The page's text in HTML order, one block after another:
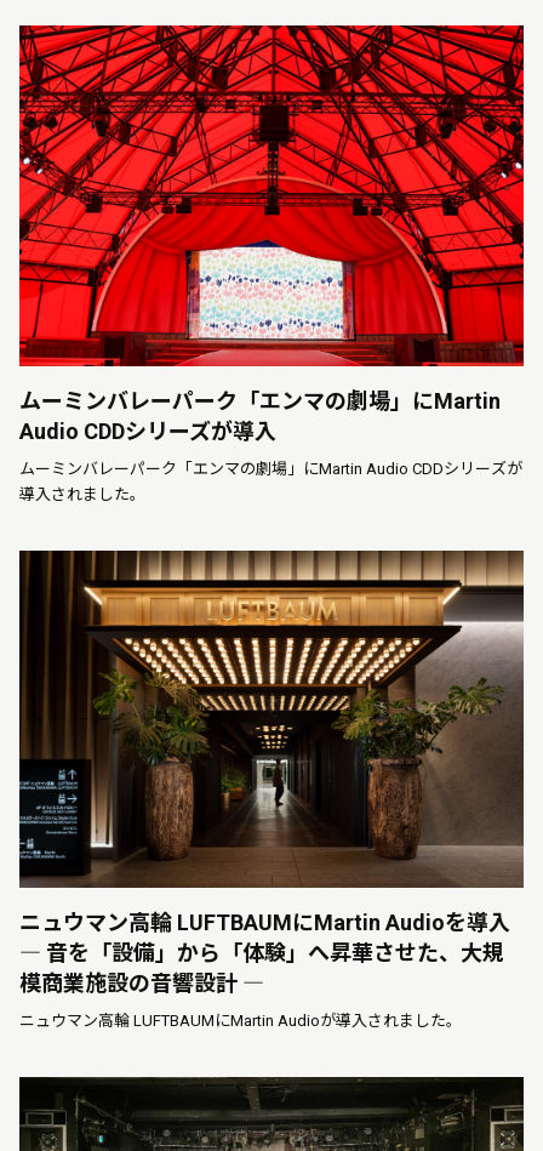
ムーミンバレーパーク「エンマの劇場」にMartin
Audio CDDシリーズが導入
ムーミンバレーパーク「エンマの劇場」にMartin Audio CDDシリーズが
導入されました。
ニュウマン高輪 LUFTBAUMにMartin Audioを導入
― 音を「設備」から「体験」へ昇華させた、大規
模商業施設の音響設計 ―
ニュウマン高輪 LUFTBAUMにMartin Audioが導入されました。